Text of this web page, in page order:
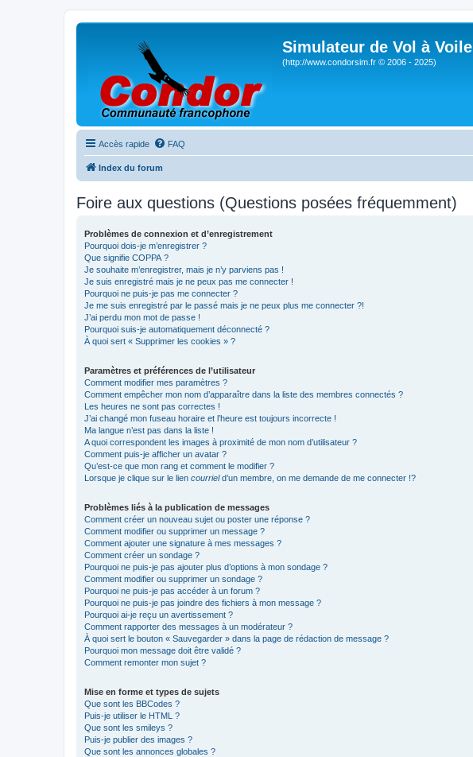
Simulateur de Vol à Voile
(http://www.condorsim.fr © 2006 - 2025)
Accès rapide FAQ
Index du forum
Foire aux questions (Questions posées fréquemment)
Problèmes de connexion et d’enregistrement
Pourquoi dois-je m’enregistrer ?
Que signifie COPPA ?
Je souhaite m’enregistrer, mais je n’y parviens pas !
Je suis enregistré mais je ne peux pas me connecter !
Pourquoi ne puis-je pas me connecter ?
Je me suis enregistré par le passé mais je ne peux plus me connecter ?!
J’ai perdu mon mot de passe !
Pourquoi suis-je automatiquement déconnecté ?
À quoi sert « Supprimer les cookies » ?
Paramètres et préférences de l’utilisateur
Comment modifier mes paramètres ?
Comment empêcher mon nom d’apparaître dans la liste des membres connectés ?
Les heures ne sont pas correctes !
J’ai changé mon fuseau horaire et l’heure est toujours incorrecte !
Ma langue n’est pas dans la liste !
A quoi correspondent les images à proximité de mon nom d’utilisateur ?
Comment puis-je afficher un avatar ?
Qu’est-ce que mon rang et comment le modifier ?
Lorsque je clique sur le lien courrield’un membre, on me demande de me connecter !?
Problèmes liés à la publication de messages
Comment créer un nouveau sujet ou poster une réponse ?
Comment modifier ou supprimer un message ?
Comment ajouter une signature à mes messages ?
Comment créer un sondage ?
Pourquoi ne puis-je pas ajouter plus d’options à mon sondage ?
Comment modifier ou supprimer un sondage ?
Pourquoi ne puis-je pas accéder à un forum ?
Pourquoi ne puis-je pas joindre des fichiers à mon message ?
Pourquoi ai-je reçu un avertissement ?
Comment rapporter des messages à un modérateur ?
À quoi sert le bouton « Sauvegarder » dans la page de rédaction de message ?
Pourquoi mon message doit être validé ?
Comment remonter mon sujet ?
Mise en forme et types de sujets
Que sont les BBCodes ?
Puis-je utiliser le HTML ?
Que sont les smileys ?
Puis-je publier des images ?
Que sont les annonces globales ?